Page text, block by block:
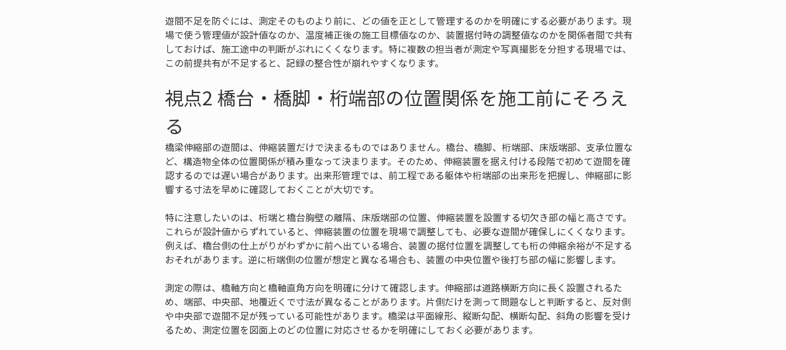
遊間不足を防ぐには、測定そのものより前に、どの値を正として管理するのかを明確にする必要があります。現
場で使う管理値が設計値なのか、温度補正後の施工目標値なのか、装置据付時の調整値なのかを関係者間で共有
しておけば、施工途中の判断がぶれにくくなります。特に複数の担当者が測定や写真撮影を分担する現場では、
この前提共有が不足すると、記録の整合性が崩れやすくなります。
視点2 橋台・橋脚・桁端部の位置関係を施工前にそろえ
る
橋梁伸縮部の遊間は、伸縮装置だけで決まるものではありません。橋台、橋脚、桁端部、床版端部、支承位置な
ど、構造物全体の位置関係が積み重なって決まります。そのため、伸縮装置を据え付ける段階で初めて遊間を確
認するのでは遅い場合があります。出来形管理では、前工程である躯体や桁端部の出来形を把握し、伸縮部に影
響する寸法を早めに確認しておくことが大切です。
特に注意したいのは、桁端と橋台胸壁の離隔、床版端部の位置、伸縮装置を設置する切欠き部の幅と高さです。
これらが設計値からずれていると、伸縮装置の位置を現場で調整しても、必要な遊間が確保しにくくなります。
例えば、橋台側の仕上がりがわずかに前へ出ている場合、装置の据付位置を調整しても桁の伸縮余裕が不足する
おそれがあります。逆に桁端側の位置が想定と異なる場合も、装置の中央位置や後打ち部の幅に影響します。
測定の際は、橋軸方向と橋軸直角方向を明確に分けて確認します。伸縮部は道路横断方向に長く設置されるた
め、端部、中央部、地覆近くで寸法が異なることがあります。片側だけを測って問題なしと判断すると、反対側
や中央部で遊間不足が残っている可能性があります。橋梁は平面線形、縦断勾配、横断勾配、斜角の影響を受け
るため、測定位置を図面上のどの位置に対応させるかを明確にしておく必要があります。